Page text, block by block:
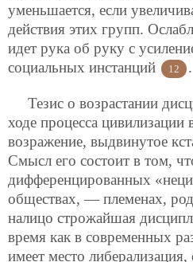
уменьшается, если
действия этих групп.
идет рука об руку с
социальных инстанций
12 .
Тезис о возрастании
ходе процесса цивилизации
возражение, выдвинутое
Смысл его состоит в том,
дифференцированных
обществах, — племенах,
налицо строжайшая
время как в современных
имеет место